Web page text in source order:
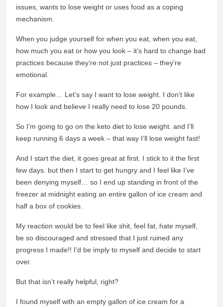
issues, wants to lose weight or uses food as a coping
mechanism.
When you judge yourself for when you eat, when you eat,
how much you eat or how you look – it’s hard to change bad
practices because they’re not just practices – they’re
emotional.
For example… Let’s say I want to lose weight. I don’t like
how I look and believe I really need to lose 20 pounds.
So I’m going to go on the keto diet to lose weight. and I’ll
keep running 6 days a week – that way I’ll lose weight fast!
And I start the diet, it goes great at first. I stick to it the first
few days. but then I start to get hungry and I feel like I’ve
been denying myself… so I end up standing in front of the
freezer at midnight eating an entire gallon of ice cream and
half a box of cookies.
My reaction would be to feel like shit, feel fat, hate myself,
be so discouraged and stressed that I just ruined any
progress I made!! I’d be imply to myself and decide to start
over.
But that isn’t really helpful, right?
I found myself with an empty gallon of ice cream for a